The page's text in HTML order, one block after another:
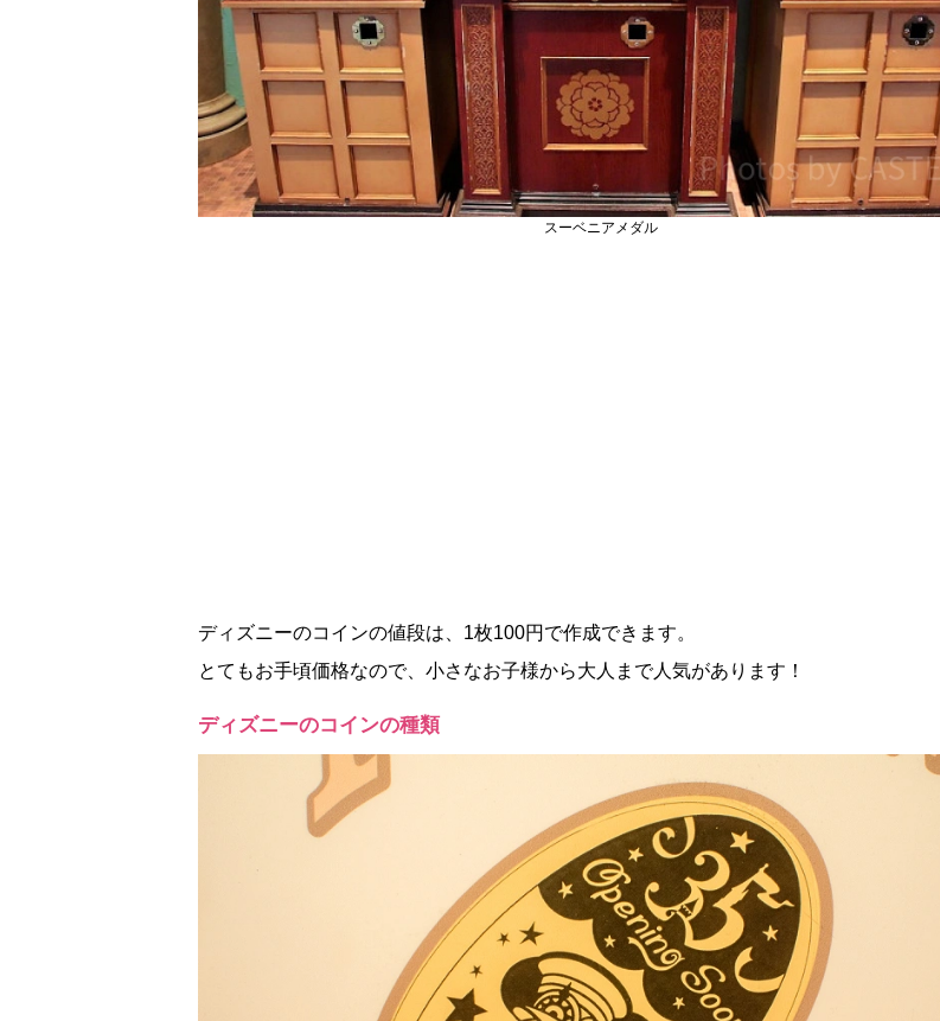
スーベニアメダル
ディズニーのコインの値段は、1枚100円で作成できます。
とてもお手頃価格なので、小さなお子様から大人まで人気があります！
ディズニーのコインの種類